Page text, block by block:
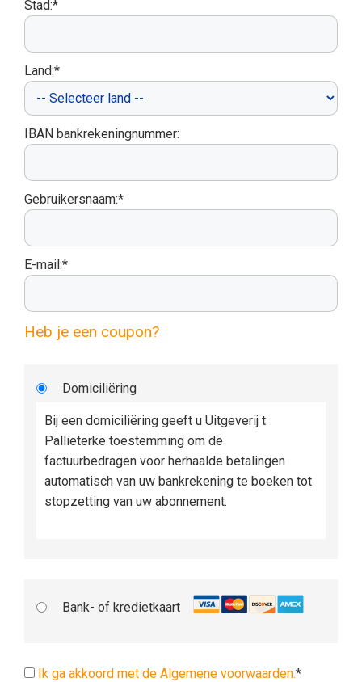
Stad:*
Land:*
IBAN bankrekeningnummer:
Gebruikersnaam:*
E-mail:*
Heb je een coupon?
Domiciliëring
Bij een domiciliëring geeft u Uitgeverij t
Pallieterke toestemming om de
factuurbedragen voor herhaalde betalingen
automatisch van uw bankrekening te boeken tot
stopzetting van uw abonnement.
Bank- of kredietkaart
Ik ga akkoord met de Algemene voorwaarden.*